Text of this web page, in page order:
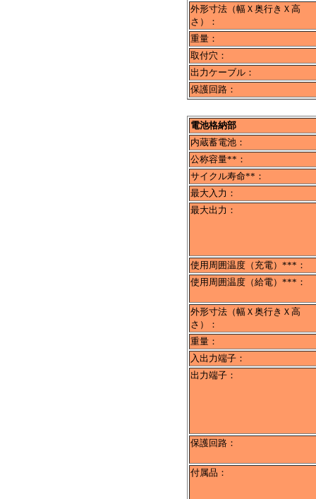
外形寸法（幅Ｘ奥行きＸ高
さ）：
重量：
取付穴：
出力ケーブル：
保護回路：
電池格納部
内蔵蓄電池：
公称容量**：
サイクル寿命**：
最大入力：
最大出力：
使用周囲温度（充電）***：
使用周囲温度（給電）***：
外形寸法（幅Ｘ奥行きＸ高
さ）：
重量：
入出力端子：
出力端子：
保護回路：
付属品：